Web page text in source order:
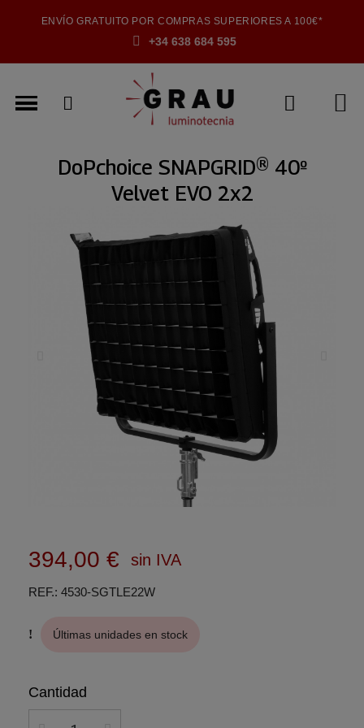
ENVÍO GRATUITO POR COMPRAS SUPERIORES A 100€*
+34 638 684 595
DoPchoice SNAPGRID® 40º
Velvet EVO 2x2
394,00 € sin IVA
REF. 4530-SGTLE22W
Últimas unidades en stock
Cantidad